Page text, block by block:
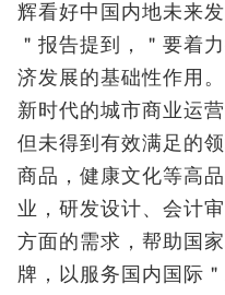
辉看好中国内地未来
＂报告提到，＂要着
济发展的基础性作用
新时代的城市商业运
但未得到有效满足的
商品，健康文化等高
业，研发设计、会计
方面的需求，帮助国
牌，以服务国内国际